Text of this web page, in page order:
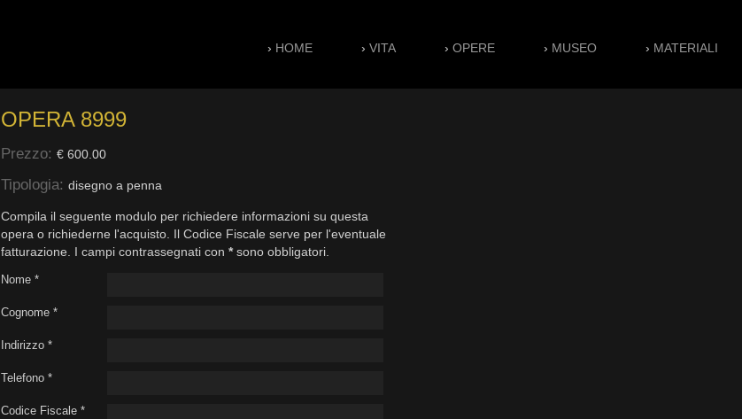
› HOME ›VITA ›OPERE › MUSEO › MATERIALI
OPERA 8999
Prezzo: € 600.00
Tipologia: disegno a penna
Compila il seguente modulo per richiedere informazioni su questa
opera o richiederne l'acquisto. Il Codice Fiscale serve per l'eventuale
fatturazione. I campi contrassegnati con *sono obbligatori.
Nome *
Cognome *
Indirizzo *
Telefono *
Codice Fiscale *